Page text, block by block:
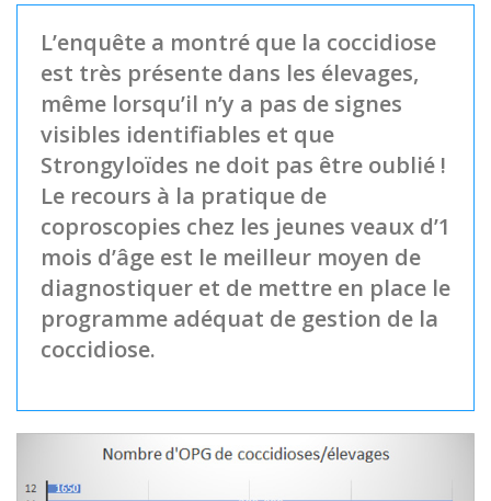
L’enquête a montré que la coccidiose
est très présente dans les élevages,
même lorsqu’il n’y a pas de signes
visibles identifiables et que
Strongyloïdes ne doit pas être oublié !
Le recours à la pratique de
coproscopies chez les jeunes veaux d’1
mois d’âge est le meilleur moyen de
diagnostiquer et de mettre en place le
programme adéquat de gestion de la
coccidiose.